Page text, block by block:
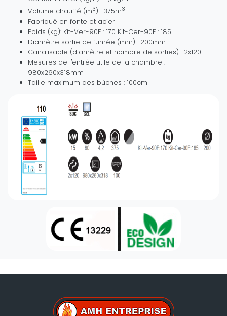
Volume chauffé (m3) : 375m3
Fabriqué en fonte et acier
Poids (kg): Kit-Ver-90F : 170 Kit-Cer-90F : 185
Diamètre sortie de fumée (mm) : 200mm
Canalisable (diamètre et nombre de sorties) : 2x120
Mesures de l′entrée utile de la chambre :
980x260x318mm
Taille maximum des bûches : 100cm